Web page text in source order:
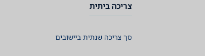
צריכה ביתית
סך צריכה שנתית ביישובים